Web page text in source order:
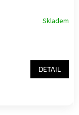
Skladem
DETAIL